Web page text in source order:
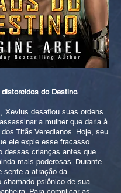
do Destino.
Xevius desafiou suas ordens
a mulher que daria à
Titãs Veredianos. Hoje, seu
ele expie esse fracasso
dessas crianças antes que
mais poderosas. Durante
sente a atração da
chamado psiônico de sua